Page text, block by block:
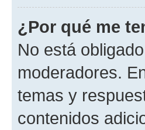
¿Por qué me
No está
moderadores.
temas y
contenidos